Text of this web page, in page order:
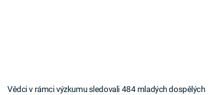
Vědci v rámci výzkumu sledovali 484 mladých dospělých